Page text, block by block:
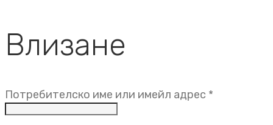
Влизане
Потребителско име или имейл адрес *